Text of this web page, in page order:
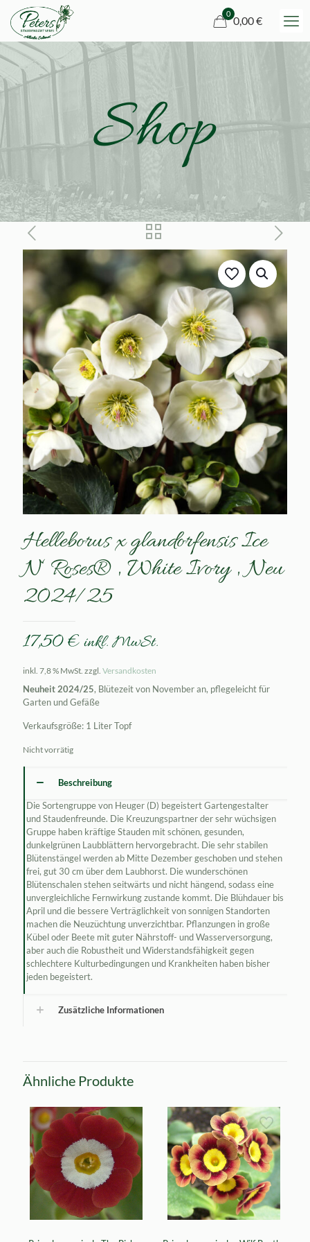
0
0,00 €
Shop
Helleborus x glandorfensis Ice
N‘ Roses® ‚ White Ivory ‚ Neu
2024/25
17,50€ inkl. MwSt.
inkl. 7,8 % MwSt. zzgl. Versandkosten
Neuheit 2024/25, Blütezeit von November an, pflegeleicht für
Garten und Gefäße
Verkaufsgröße: 1 Liter Topf
Nicht vorrätig
Beschreibung
Die Sortengruppe von Heuger (D) begeistert Gartengestalter
und Staudenfreunde. Die Kreuzungspartner der sehr wüchsigen
Gruppe haben kräftige Stauden mit schönen, gesunden,
dunkelgrünen Laubblättern hervorgebracht. Die sehr stabilen
Blütenstängel werden ab Mitte Dezember geschoben und stehen
frei, gut 30 cm über dem Laubhorst. Die wunderschönen
Blütenschalen stehen seitwärts und nicht hängend, sodass eine
unvergleichliche Fernwirkung zustande kommt. Die Blühdauer bis
April und die bessere Verträglichkeit von sonnigen Standorten
machen die Neuzüchtung unverzichtbar. Pflanzungen in große
Kübel oder Beete mit guter Nährstoff- und Wasserversorgung,
aber auch die Robustheit und Widerstandsfähigkeit gegen
schlechtere Kulturbedingungen und Krankheiten haben bisher
jeden begeistert.
Zusätzliche Informationen
Ähnliche Produkte